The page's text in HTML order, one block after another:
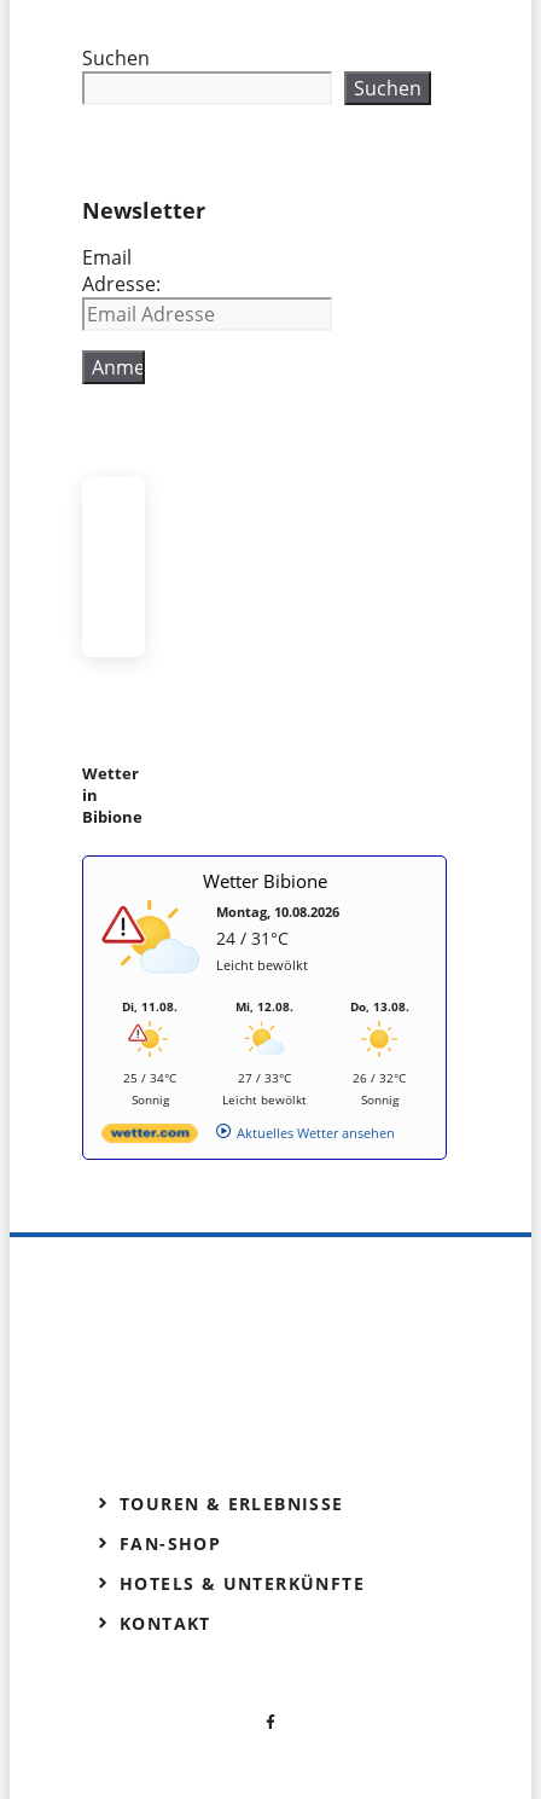
Suchen
Suchen
Newsletter
Email
Adresse:
Wetter
in
Bibione
Wetter Bibione
Montag, 10.08.2026
24 / 31°C
Leicht bewölkt
Di, 11.08.
25 / 34°C
Sonnig
Mi, 12.08.
27 / 33°C
Leicht bewölkt
Do, 13.08.
26 / 32°C
Sonnig
Aktuelles Wetter ansehen
TOUREN & ERLEBNISSE
FAN-SHOP
HOTELS & UNTERKÜNFTE
KONTAKT